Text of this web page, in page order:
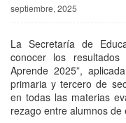
septiembre, 2025
La Secretaría de
conocer los
Aprende 2025”,
primaria y tercero de
en todas las materias
rezago entre alumnos de